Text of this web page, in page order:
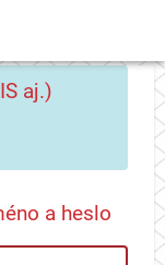
aj.)
a heslo